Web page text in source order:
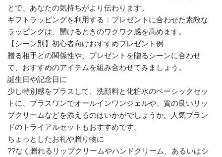
とで、あなたの気持ちがより伝わります。
ギフトラッピングを利用する：プレゼントに合わせた素敵な
ラッピングは、開けるときのワクワク感を高めます。
【シーン別】初心者向けおすすめプレゼント例
贈る相手との関係性や、プレゼントを贈るシーンに合わせ
て、おすすめのアイテムを組み合わせてみましょう。
誕生日や記念日に
少し特別感をプラスして、洗顔料と化粧水のベーシックセッ
トに、プラスワンでオールインワンジェルや、質の良いリッ
プクリームなどを添えるのはいかがでしょうか。人気ブラン
ドのトライアルセットもおすすめです。
ちょっとしたお礼や贈り物に
??なく贈れるリップクリームやハンドクリーム、あるいはシ